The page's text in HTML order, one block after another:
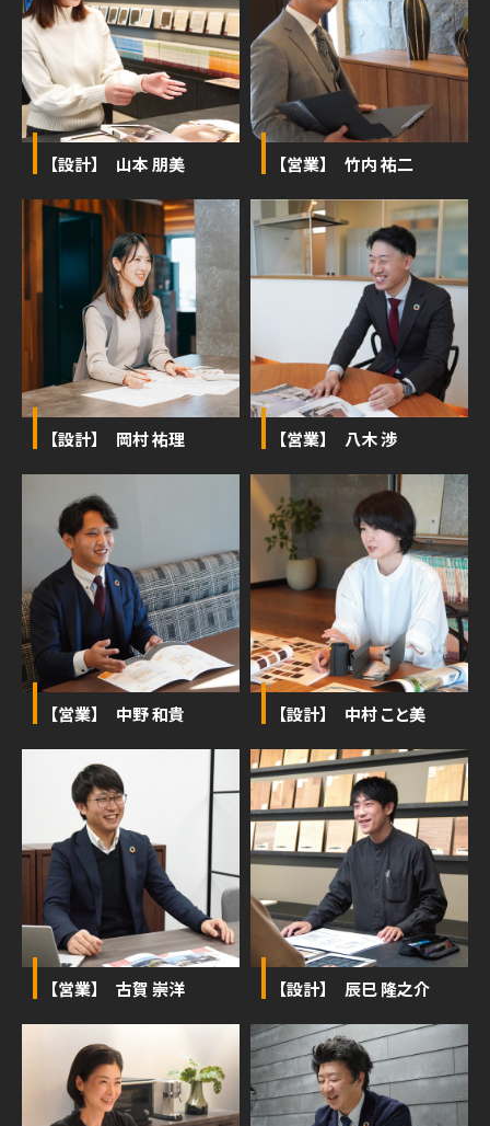
【設計】 山本 朋美 【営業】 竹内 祐二
【設計】 岡村 祐理 【営業】 八木 渉
【営業】 中野 和貴 【設計】 中村 こと美
【営業】 古賀 崇洋 【設計】 辰巳 隆之介